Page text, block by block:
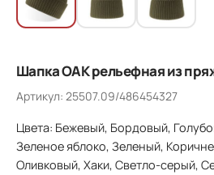
Шапка OAK рельефная из
Артикул: 25507.09/486454327
Цвета: Бежевый, Бордовый,
Зеленое яблоко, Зеленый,
Оливковый, Хаки, Светло-серый,